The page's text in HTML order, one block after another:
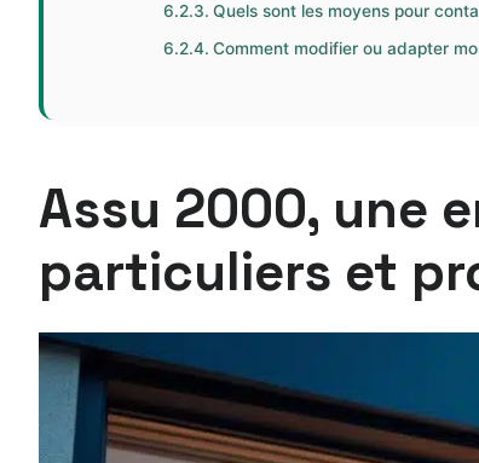
Quels sont les moyens pour
Comment modifier ou adapter
Assu 2000, une
particuliers et